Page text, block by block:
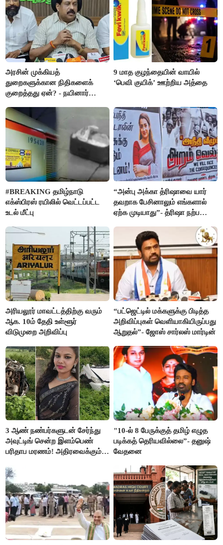
எம்.எல்.ஏக்கள் பரபரப்பு பேட்டி
அரசின் முக்கியத்
துறைகளுக்கான நிதிகளைக்
குறைத்தது ஏன்? - நயினார்
9 மாத குழந்தையின் வாயில்
‘பெவி குயிக்’ ஊற்றிய அத்தை
#BREAKING தமிழ்நாடு
எக்ஸ்பிரஸ் ரயிலில் வெட்டப்பட்ட
உடல் மீட்பு
“அன்பு அக்கா த்ரிஷாவை யார்
தவறாக பேசினாலும் எங்களால்
ஏற்க முடியாது”- த்ரிஷா நற்பணி
அரியலூர் மாவட்டத்திற்கு வரும்
ஆக. 10ம் தேதி உள்ளூர்
விடுமுறை அறிவிப்பு
“பட்ஜெட்டில் மக்களுக்கு பிடித்த
அறிவிப்புகள் வெளியாகியிருப்பது
ஆறுதல்”- ஜோஸ் சார்லஸ் மார்டின்
3 ஆண் நண்பர்களுடன் சேர்ந்து
அவுட்டிங் சென்ற இளம்பெண்
பரிதாப மரணம்! அதிரவைக்கும்
"10-ல் 8 பேருக்குத் தமிழ் எழுத
படிக்கத் தெரியவில்லை”- தனுஷ்
வேதனை